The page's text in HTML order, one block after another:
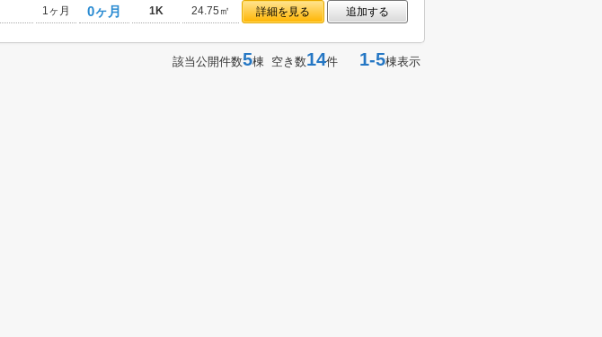
1ヶ月 0ヶ月 1K 24.75㎡ 詳細を見る 追加する
該当公開件数5棟 空き数14件 1-5棟表示